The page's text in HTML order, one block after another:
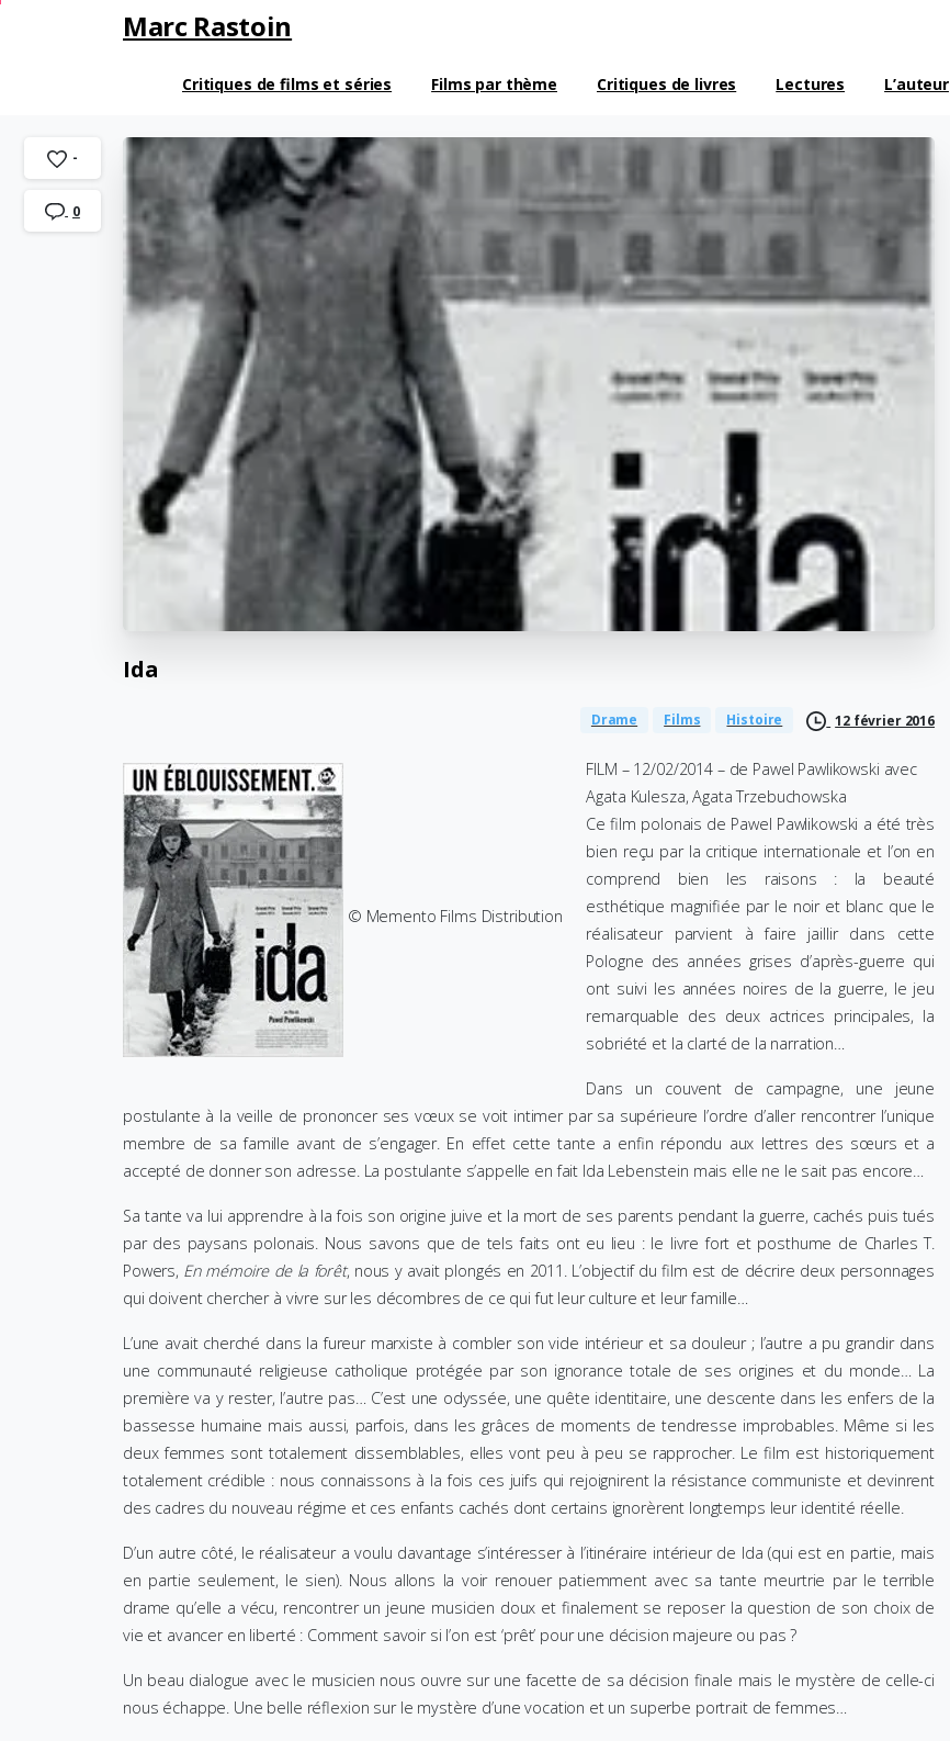
Marc Rastoin
Critiques de films et séries Films par thème Critiques de livres Lectures L’auteur
Ida
Drame Films Histoire 12 février 2016
© Memento Films Distribution
FILM – 12/02/2014 – de Pawel Pawlikowski avec
Agata Kulesza, Agata Trzebuchowska
Ce film polonais de Pawel Pawlikowski a été très
bien reçu par la critique internationale et l’on en
comprend bien les raisons : la beauté
esthétique magnifiée par le noir et blanc que le
réalisateur parvient à faire jaillir dans cette
Pologne des années grises d’après-guerre qui
ont suivi les années noires de la guerre, le jeu
remarquable des deux actrices principales, la
sobriété et la clarté de la narration…
Dans un couvent de campagne, une jeune
postulante à la veille de prononcer ses vœux se voit intimer par sa supérieure l’ordre d’aller rencontrer l’unique
membre de sa famille avant de s’engager. En effet cette tante a enfin répondu aux lettres des sœurs et a
accepté de donner son adresse. La postulante s’appelle en fait Ida Lebenstein mais elle ne le sait pas encore…
Sa tante va lui apprendre à la fois son origine juive et la mort de ses parents pendant la guerre, cachés puis tués
par des paysans polonais. Nous savons que de tels faits ont eu lieu : le livre fort et posthume de Charles T.
Powers, En mémoire de la forêt, nous y avait plongés en 2011. L’objectif du film est de décrire deux personnages
qui doivent chercher à vivre sur les décombres de ce qui fut leur culture et leur famille…
L’une avait cherché dans la fureur marxiste à combler son vide intérieur et sa douleur ; l’autre a pu grandir dans
une communauté religieuse catholique protégée par son ignorance totale de ses origines et du monde… La
première va y rester, l’autre pas… C’est une odyssée, une quête identitaire, une descente dans les enfers de la
bassesse humaine mais aussi, parfois, dans les grâces de moments de tendresse improbables. Même si les
deux femmes sont totalement dissemblables, elles vont peu à peu se rapprocher. Le film est historiquement
totalement crédible : nous connaissons à la fois ces juifs qui rejoignirent la résistance communiste et devinrent
des cadres du nouveau régime et ces enfants cachés dont certains ignorèrent longtemps leur identité réelle.
D’un autre côté, le réalisateur a voulu davantage s’intéresser à l’itinéraire intérieur de Ida (qui est en partie, mais
en partie seulement, le sien). Nous allons la voir renouer patiemment avec sa tante meurtrie par le terrible
drame qu’elle a vécu, rencontrer un jeune musicien doux et finalement se reposer la question de son choix de
vie et avancer en liberté : Comment savoir si l’on est ‘prêt’ pour une décision majeure ou pas ?
Un beau dialogue avec le musicien nous ouvre sur une facette de sa décision finale mais le mystère de celle-ci
nous échappe. Une belle réflexion sur le mystère d’une vocation et un superbe portrait de femmes…
-
0